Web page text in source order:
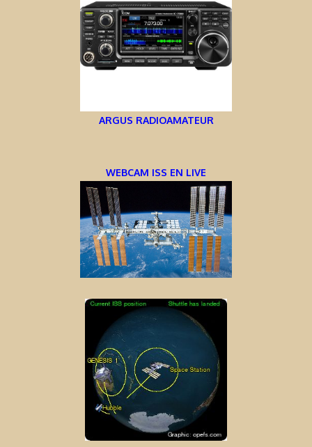
ARGUS RADIOAMATEUR
WEBCAM ISS EN LIVE